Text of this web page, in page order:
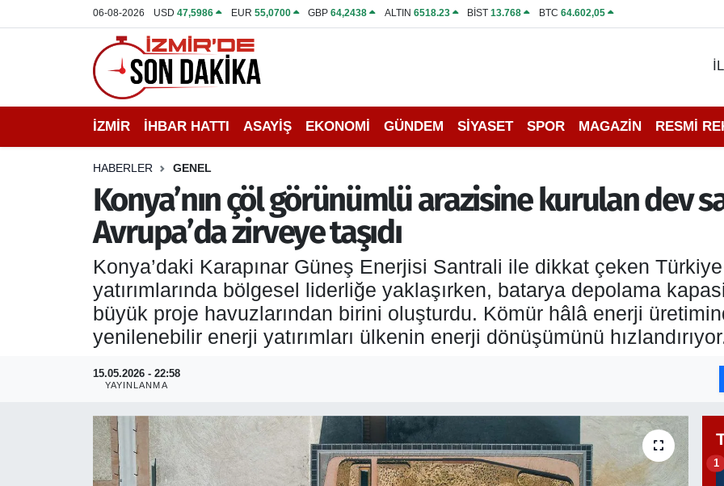
06-08-2026 USD47,5986 EUR 55,0700 GBP64,2438 ALTIN 6518.23 BİST13.768 BTC 64.602,05
İZMİR İHBAR HATTI ASAYİŞ EKONOMİ GÜNDEM SİYASET SPOR MAGAZİN RESMİ
HABERLER GENEL
Konya’nın çöl görünümlü arazisine kurulan dev
Avrupa’da zirveye taşıdı
Konya’daki Karapınar Güneş Enerjisi Santrali ile dikkat çeken
yatırımlarında bölgesel liderliğe yaklaşırken, batarya depolama
büyük proje havuzlarından birini oluşturdu. Kömür hâlâ enerji
yenilenebilir enerji yatırımları ülkenin enerji dönüşümünü
15.05.2026 - 22:58
YAYINLANMA
1
İHBAR HATTI
DEPREM
EKONOMİ
SİYASET
ASAYİŞ
RESMİ REKLAM
İzmir Nöbetçi Eczaneler
İzmir Hava Durumu
İzmir Namaz Vakitleri
İzmir Trafik Yoğunluk Haritası
Puan Durumu ve Fikstür
Tüm Manşetler
Son Dakika Haberleri
Haber Arşivi